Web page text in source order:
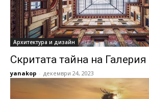
Архитектура и дизайн
Скритата тайна на
yanakop - декември 24, 2023